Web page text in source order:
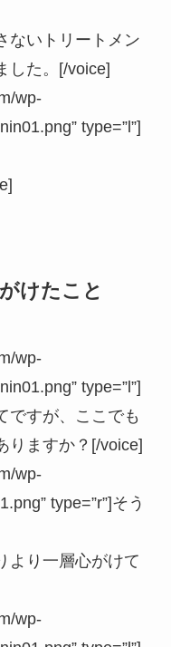
ないトリートメン
した。[/voice]
wp-
type=”l”]
けたこと
wp-
type=”l”]
ですが、ここでも
りますか？[/voice]
wp-
type=”r”]そう
より一層心がけて
wp-